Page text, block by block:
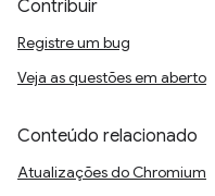
Contribuir
Registre um bug
Veja as questões em aberto
Conteúdo relacionado
Atualizações do Chromium